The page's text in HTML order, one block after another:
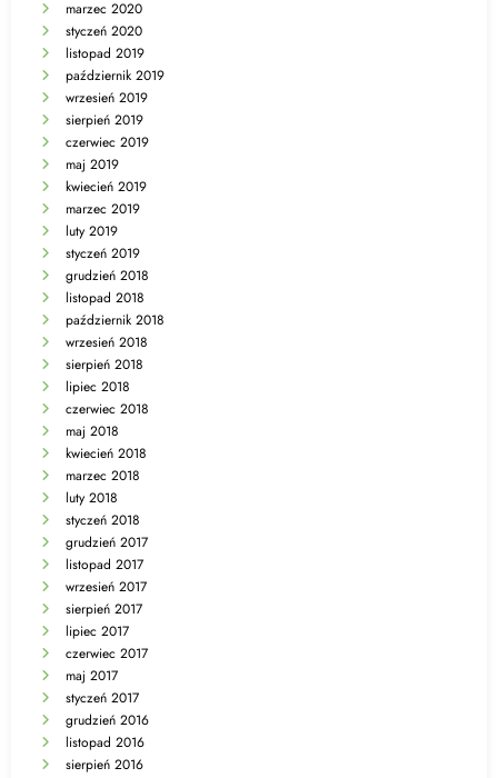
marzec 2020
styczeń 2020
listopad 2019
październik 2019
wrzesień 2019
sierpień 2019
czerwiec 2019
maj 2019
kwiecień 2019
marzec 2019
luty 2019
styczeń 2019
grudzień 2018
listopad 2018
październik 2018
wrzesień 2018
sierpień 2018
lipiec 2018
czerwiec 2018
maj 2018
kwiecień 2018
marzec 2018
luty 2018
styczeń 2018
grudzień 2017
listopad 2017
wrzesień 2017
sierpień 2017
lipiec 2017
czerwiec 2017
maj 2017
styczeń 2017
grudzień 2016
listopad 2016
sierpień 2016